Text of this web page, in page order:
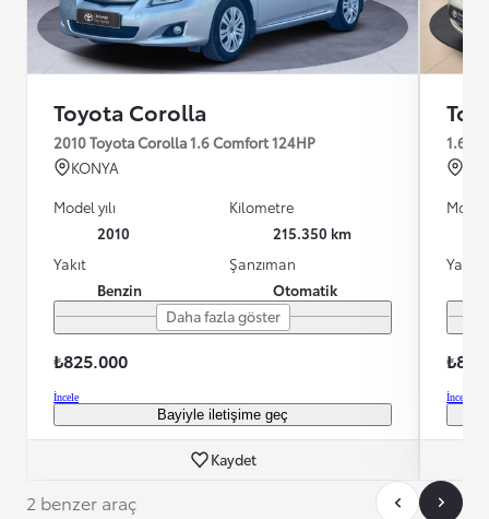
Toyota Corolla
2010 Toyota Corolla 1.6 Comfort 124HP
KONYA
Model yılı
2010
Kilometre
215.350 km
Yakıt
Benzin
Şanzıman
Otomatik
Daha fazla göster
₺825.000
İncele
Bayiyle iletişime geç
Kaydet
1.6
Model
Yakıt
İncele
2 benzer araç